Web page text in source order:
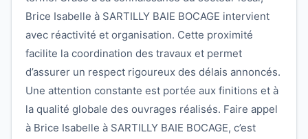
Brice Isabelle à SARTILLY BAIE BOCAGE intervient
avec réactivité et organisation. Cette proximité
facilite la coordination des travaux et permet
d’assurer un respect rigoureux des délais annoncés.
Une attention constante est portée aux finitions et à
la qualité globale des ouvrages réalisés. Faire appel
à Brice Isabelle à SARTILLY BAIE BOCAGE, c’est